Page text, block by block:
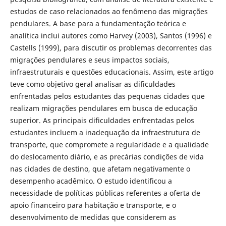
estudos de caso relacionados ao fenômeno das migrações
pendulares. A base para a fundamentação teórica e
analítica inclui autores como Harvey (2003), Santos (1996) e
Castells (1999), para discutir os problemas decorrentes das
migrações pendulares e seus impactos sociais,
infraestruturais e questões educacionais. Assim, este artigo
teve como objetivo geral analisar as dificuldades
enfrentadas pelos estudantes das pequenas cidades que
realizam migrações pendulares em busca de educação
superior. As principais dificuldades enfrentadas pelos
estudantes incluem a inadequação da infraestrutura de
transporte, que compromete a regularidade e a qualidade
do deslocamento diário, e as precárias condições de vida
nas cidades de destino, que afetam negativamente o
desempenho acadêmico. O estudo identificou a
necessidade de políticas públicas referentes a oferta de
apoio financeiro para habitação e transporte, e o
desenvolvimento de medidas que considerem as